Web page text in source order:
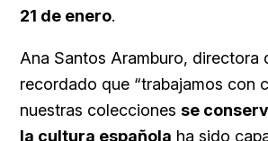
21 de enero.
Ana Santos Aramburo, directora
recordado que “trabajamos con
nuestras colecciones se
la cultura española ha sido